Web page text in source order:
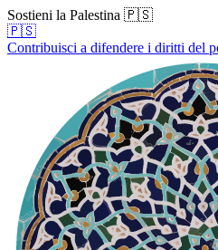
Sostieni la Palestina 🇵🇸
🇵🇸
Contribuisci a difendere i diritti del